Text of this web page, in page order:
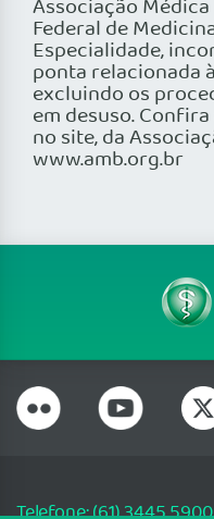
Associação
Federal de
Especialidade,
ponta relacionada
excluindo os
em desuso.
no site, da
www.amb.org.br